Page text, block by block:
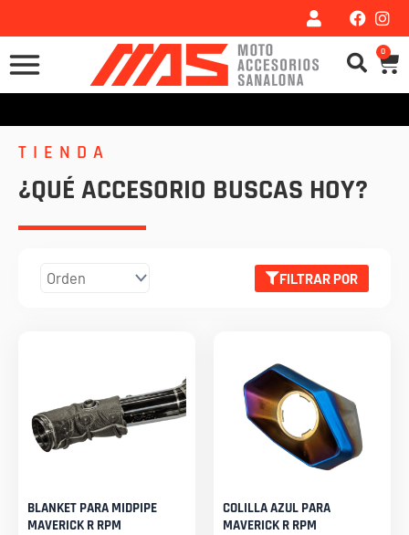
al
contenido
0
TIENDA
¿QUÉ ACCESORIO BUSCAS HOY?
FILTRAR POR
BLANKET PARA MIDPIPE
MAVERICK R RPM
COLILLA AZUL PARA
MAVERICK R RPM